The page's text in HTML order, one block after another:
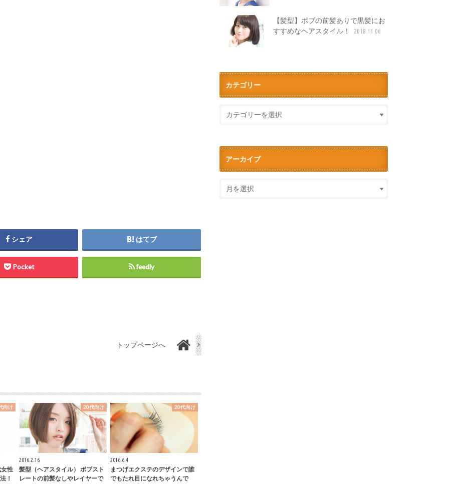
シェア はてブ
Pocket feedly
トップページへ
向け
性
！
20代向け
2016.2.16
髪型（ヘアスタイル） ボブスト
レートの前髪なしやレイヤーで
20代向け
2016.6.4
まつげエクステのデザインで誰
でもたれ目になれちゃうんで
【髪型】ボブの前髪ありで黒髪にお
すすめなヘアスタイル！
2018.11.06
カテゴリー
アーカイブ